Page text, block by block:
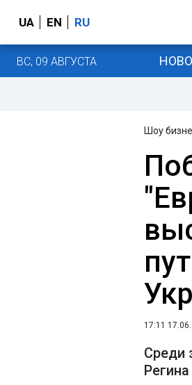
UA EN RU
ВС, 09 АВГУСТА
Шоу
17:11
Среди